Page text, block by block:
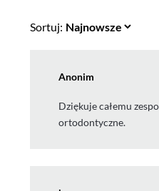
Sortuj:
Anonim
Dziękuje całemu
ortodontyczne.